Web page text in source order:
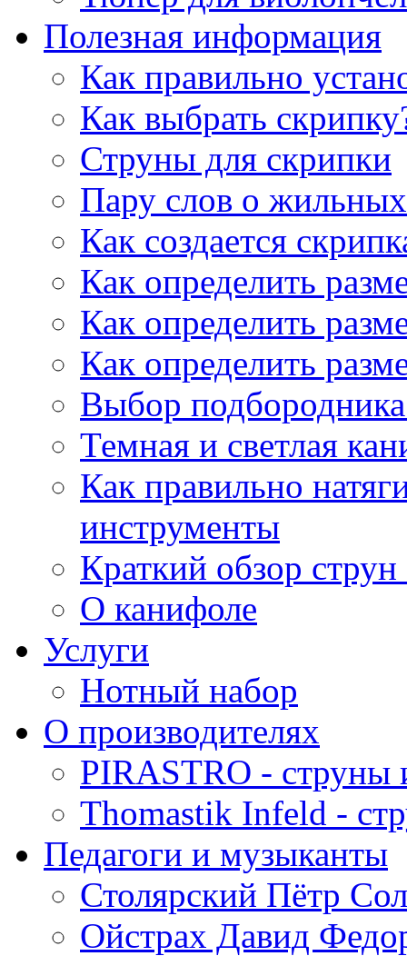
Полезная информация
Как правильно
Как выбрать
Струны для скрипки
Пару слов о
Как создается
Как определить
Как определить
Как определить
Выбор
Темная и светлая
Как правильно
инструменты
Краткий обзор
О канифоле
Услуги
Нотный набор
О производителях
PIRASTRO - струны
Thomastik Infeld -
Педагоги и музыканты
Столярский Пётр
Ойстрах Давид